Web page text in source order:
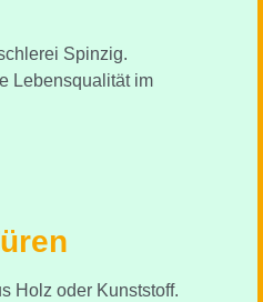
Spinzig.
Lebensqualität im
Holz oder Kunststoff.